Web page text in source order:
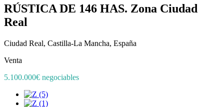
RÚSTICA DE 146 HAS. Zona Ciudad
Real
Ciudad Real, Castilla-La Mancha, España
Venta
5.100.000€ negociables